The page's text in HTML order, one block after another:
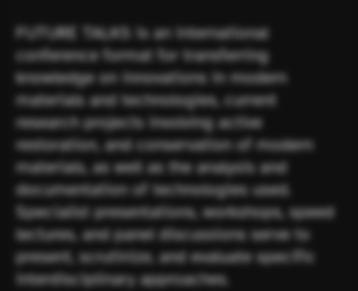
FUTURE TALKS is an international
conference format for transferring
knowledge on innovations in modern
materials and technologies, current
research projects involving active
restoration, and conservation of modern
materials, as well as the analysis and
documentation of technologies used.
Specialist presentations, workshops, speed
lectures, and panel discussions serve to
present, scrutinize, and evaluate specific
interdisciplinary approaches.